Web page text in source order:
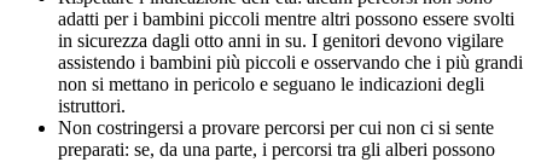
adatti per i bambini piccoli mentre altri possono essere svolti
in sicurezza dagli otto anni in su. I genitori devono vigilare
assistendo i bambini più piccoli e osservando che i più grandi
non si mettano in pericolo e seguano le indicazioni degli
istruttori.
Non costringersi a provare percorsi per cui non ci si sente
preparati: se, da una parte, i percorsi tra gli alberi possono